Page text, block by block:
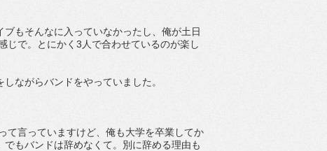
もそんなに入っていなかったし、俺が土日
じで。とにかく3人で合わせているのが楽し
ながらバンドをやっていました。
て言っていますけど、俺も大学を卒業してか
もバンドは辞めなくて。別に辞める理由も